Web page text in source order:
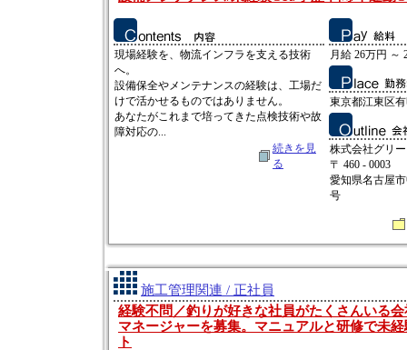
現場経験を、物流インフラを支える技術
へ。
設備保全やメンテナンスの経験は、工場だ
けで活かせるものではありません。
あなたがこれまで培ってきた点検技術や故
障対応の...
続きを見
る
月給 26万円 ～
東京都江東区
株式会社グリ
〒 460 - 0003
愛知県名古屋
号
施工管理関連 / 正社員
経験不問／釣りが好きな社員がたくさんいる
マネージャーを募集。マニュアルと研修で未
ト